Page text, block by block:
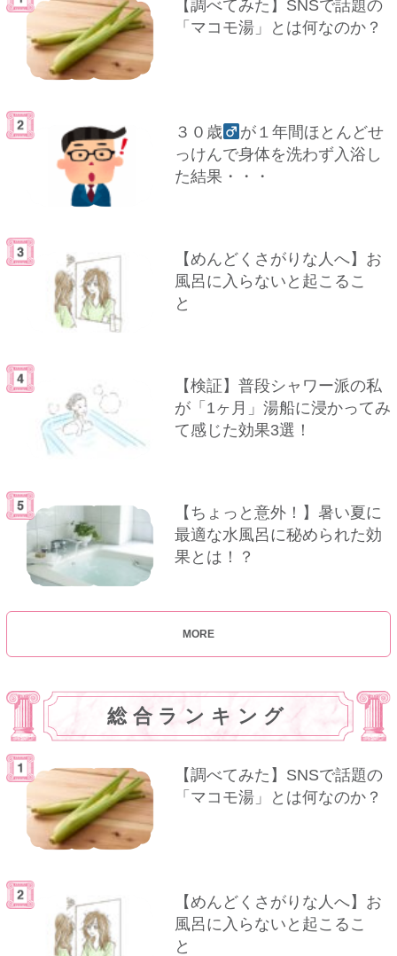
【調べてみた】SNSで話題の
「マコモ湯」とは何なのか？
３０歳
が１年間ほとんどせ
っけんで身体を洗わず入浴し
た結果・・・
【めんどくさがりな人へ】お
風呂に入らないと起こるこ
と
【検証】普段シャワー派の私
が「1ヶ月」湯船に浸かってみ
て感じた効果3選！
【ちょっと意外！】暑い夏に
最適な水風呂に秘められた効
果とは！？
MORE
総合ランキング
【調べてみた】SNSで話題の
「マコモ湯」とは何なのか？
【めんどくさがりな人へ】お
風呂に入らないと起こるこ
と